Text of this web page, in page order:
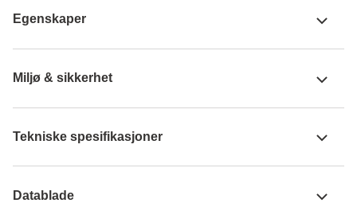
Egenskaper
Miljø & sikkerhet
Tekniske spesifikasjoner
Datablade